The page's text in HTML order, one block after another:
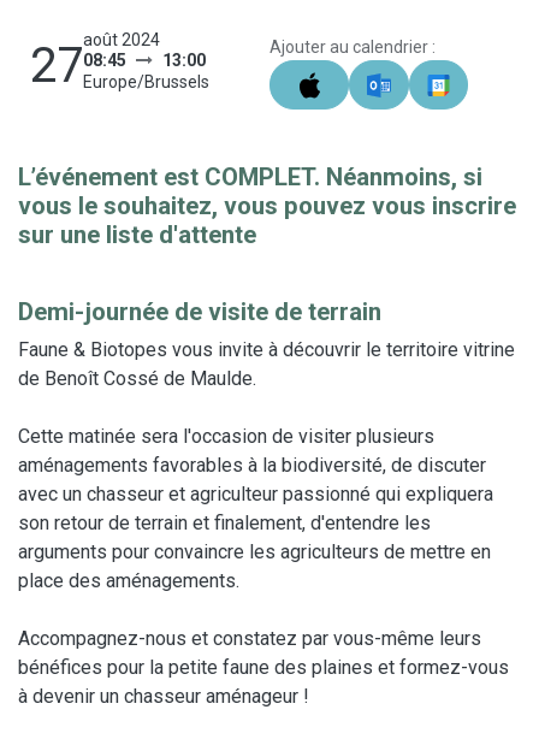
27août 2024
08:45
13:00
Europe/Brussels
Ajouter au calendrier :
L’événement est COMPLET. Néanmoins, si
vous le souhaitez, vous pouvez vous inscrire
sur une liste d'attente
Demi-journée de visite de terrain
Faune & Biotopes vous invite à découvrir le territoire vitrine
de Benoît Cossé de Maulde.
Cette matinée sera l'occasion de visiter plusieurs
aménagements favorables à la biodiversité, de discuter
avec un chasseur et agriculteur passionné qui expliquera
son retour de terrain et finalement, d'entendre les
arguments pour convaincre les agriculteurs de mettre en
place des aménagements.
Accompagnez-nous et constatez par vous-même leurs
bénéfices pour la petite faune des plaines et formez-vous
à devenir un chasseur aménageur !